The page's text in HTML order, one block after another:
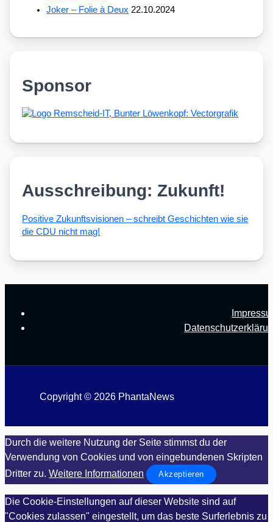
Joker – Folie à Deux 22.10.2024
Sponsor
Ausschreibung: Zukunft!
Posi­ti­ve Zukunfts­vi­sio­nen – schreibt Geschich­ten wie sie
die CDU nicht mag!
Copyright © 2026 PhantaNews
Durch die weitere Nutzung der Seite stimmst du der
Verwendung von Cookies und von eingebundenen Skripten
Dritter zu. Weitere Informationen Akzeptieren
Die Cookie-Einstellungen auf dieser Website sind auf
"Cookies zulassen" eingestellt, um das beste Surferlebnis zu